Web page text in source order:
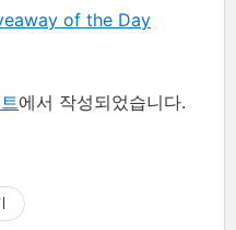
of the Day
에서 작성되었습니다.